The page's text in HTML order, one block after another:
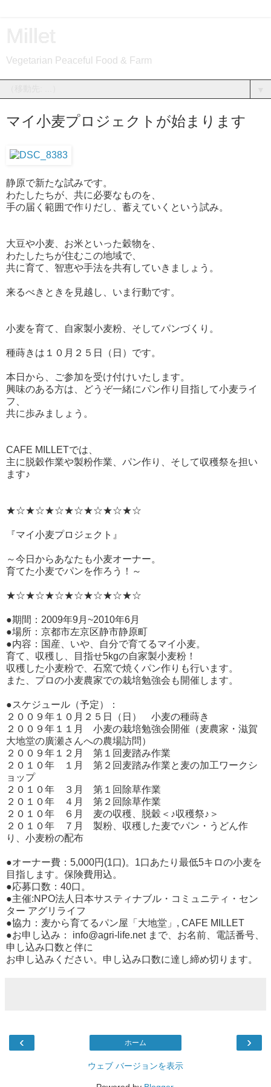
Vegetarian Peaceful Food & Farm
マイ小麦プロジェクトが始まります
静原で新たな試みです。
わたしたちが、共に必要なものを、
手の届く範囲で作りだし、蓄えていくという試み。
大豆や小麦、お米といった穀物を、
わたしたちが住むこの地域で、
共に育て、智恵や手法を共有していきましょう。
来るべきときを見越し、いま行動です。
小麦を育て、自家製小麦粉、そしてパンづくり。
種蒔きは１０月２５日（日）です。
本日から、ご参加を受け付けいたします。
興味のある方は、どうぞ一緒にパン作り目指して小麦ライ
フ、
共に歩みましょう。
CAFE MILLETでは、
主に脱穀作業や製粉作業、パン作り、そして収穫祭を担い
ます♪
★☆★☆★☆★☆★☆★☆★☆
『マイ小麦プロジェクト』
～今日からあなたも小麦オーナー。
育てた小麦でパンを作ろう！～
★☆★☆★☆★☆★☆★☆★☆
●期間：2009年9月~2010年6月
●場所：京都市左京区静市静原町
●内容：国産、いや、自分で育てるマイ小麦。
育て、収穫し、目指せ5kgの自家製小麦粉！
収穫した小麦粉で、石窯で焼くパン作りも行います。
また、プロの小麦農家での栽培勉強会も開催します。
●スケジュール（予定）：
２００９年１０月２５日（日） 小麦の種蒔き
２００９年１１月 小麦の栽培勉強会開催（麦農家・滋賀
大地堂の廣瀬さんへの農場訪問）
２００９年１２月 第１回麦踏み作業
２０１０年 １月 第２回麦踏み作業と麦の加工ワークシ
ョップ
２０１０年 ３月 第１回除草作業
２０１０年 ４月 第２回除草作業
２０１０年 ６月 麦の収穫、脱穀＜♪収穫祭♪＞
２０１０年 ７月 製粉、収穫した麦でパン・うどん作
り、小麦粉の配布
●オーナー費：5,000円(1口)。1口あたり最低5キロの小麦を
目指します。保険費用込。
●応募口数：40口。
●主催:NPO法人日本サスティナブル・コミュニティ・セン
ター アグリライフ
●協力：麦から育てるパン屋「大地堂」, CAFE MILLET
●お申し込み： info@agri-life.net まで、お名前、電話番号、
申し込み口数と伴に
お申し込みください。申し込み口数に達し締め切ります。
‹ ›
ホーム
ウェブ バージョンを表示